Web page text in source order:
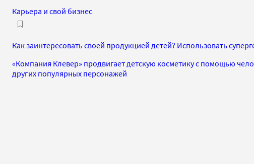
Карьера и свой бизнес
Как заинтересовать своей продукцией детей? Использовать
«Компания Клевер» продвигает детскую косметику с помощью
других популярных персонажей